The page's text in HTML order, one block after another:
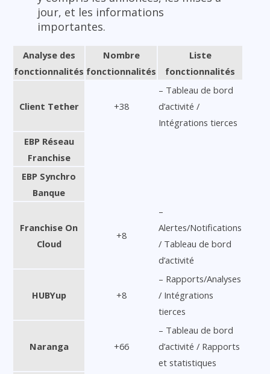
jour, et les informations
importantes.
Analyse des
fonctionnalités
Nombre
fonctionnalités
Liste
fonctionnalités
Client Tether +38
– Tableau de bord
d’activité /
Intégrations tierces
EBP Réseau
Franchise
EBP Synchro
Banque
Franchise On
Cloud
+8
–
Alertes/Notifications
/ Tableau de bord
d’activité
HUBYup +8
– Rapports/Analyses
/ Intégrations
tierces
Naranga +66
– Tableau de bord
d’activité / Rapports
et statistiques